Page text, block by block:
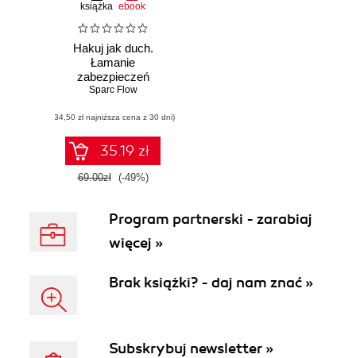
książka ebook
Hakuj jak duch.
Łamanie
zabezpieczeń
środowisk
Sparc Flow
(34,50 zł najniższa cena z 30 dni)
35.19 zł
69.00zł (-49%)
Program partnerski - zarabiaj
więcej »
Brak książki? - daj nam znać »
Subskrybuj newsletter »